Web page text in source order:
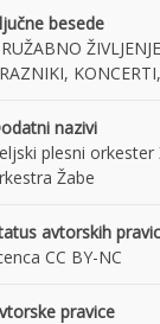
besede
nazivi
plesni
Žabe
avtorskih pravic
CC BY-NC
pravice